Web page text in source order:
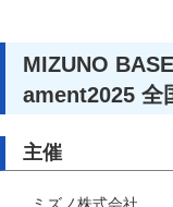
MIZUNO
ament2025 全
主催